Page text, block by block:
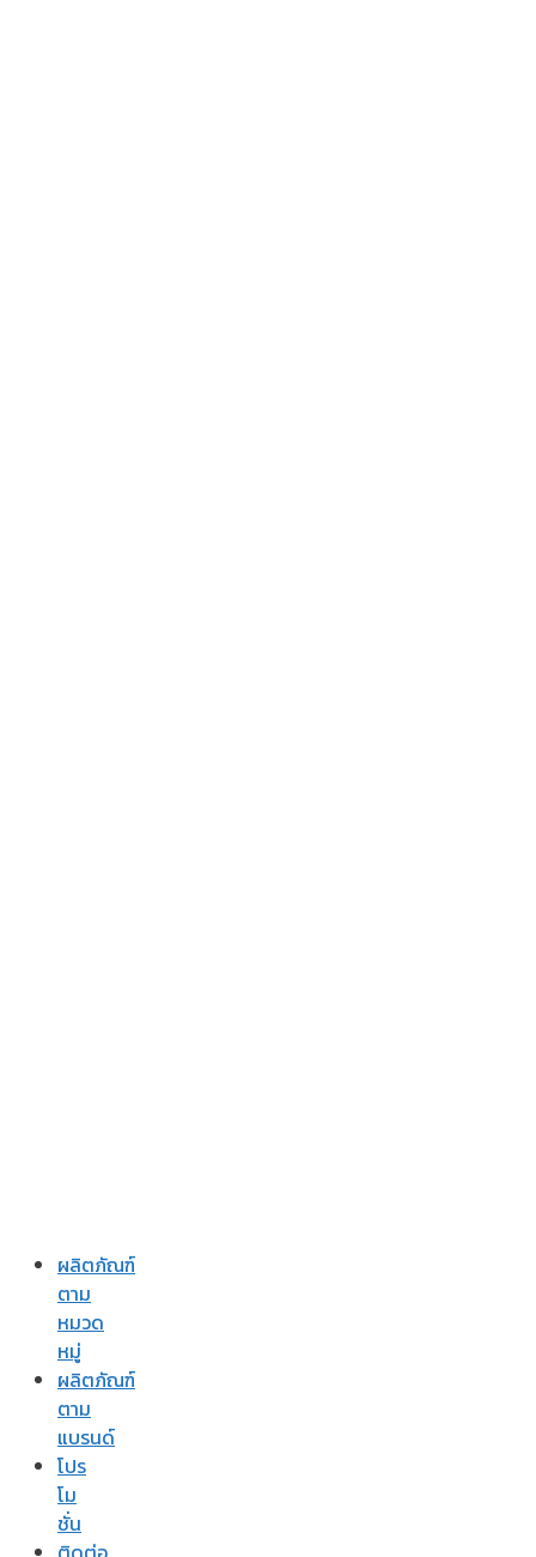
ผลิตภัณฑ์
ตาม
หมวด
หมู่
ผลิตภัณฑ์
ตาม
แบรนด์
โปร
โม
ชั่น